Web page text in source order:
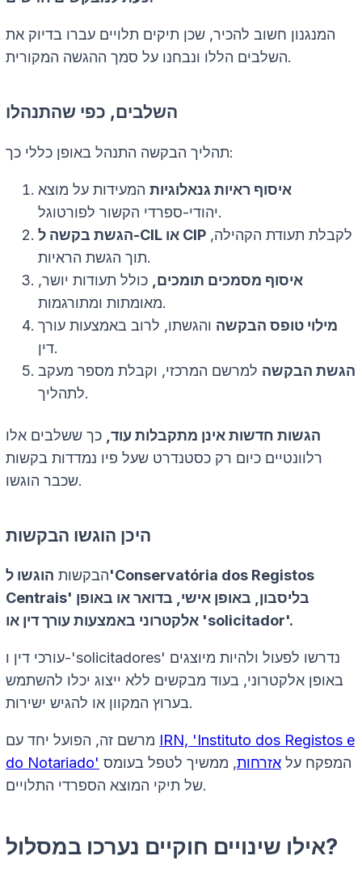
המנגנון חשוב להכיר, שכן תיקים תלויים עברו בדיוק את
השלבים הללו ונבחנו על סמך ההגשה המקורית.
השלבים, כפי שהתנהלו
תהליך הבקשה התנהל באופן כללי כך:
איסוף ראיות גנאלוגיות המעידות על מוצא
יהודי-ספרדי הקשור לפורטוגל.
הגשת בקשה ל-CIL או CIP
תוך הגשת הראיות.
איסוף מסמכים תומכים, כולל תעודות יושר,
מאומתות ומתורגמות.
מילוי טופס הבקשה והגשתו, לרוב באמצעות עורך
דין.
הגשת הבקשה למרשם המרכזי, וקבלת מספר מעקב
לתהליך.
הגשות חדשות אינן מתקבלות עוד, כך ששלבים אלו
רלוונטיים כיום רק כסטנדרט שעל פיו נמדדות בקשות
שכבר הוגשו.
היכן הוגשו הבקשות
הבקשות הוגשו ל'Conservatória dos Registos
Centrais' בליסבון, באופן אישי, בדואר או באופן
אלקטרוני באמצעות עורך דין או 'solicitador'.
עורכי דין ו-'solicitadores' נדרשו לפעול ולהיות מיוצגים
באופן אלקטרוני, בעוד מבקשים ללא ייצוג יכלו להשתמש
בערוץ המקוון או להגיש ישירות.
IRN, 'Instituto dos Registos e
do Notariado'
המפקח על אזרחות, ממשיך לטפל בעומס
של תיקי המוצא הספרדי התלויים.
אילו שינויים חוקיים נערכו במסלול?